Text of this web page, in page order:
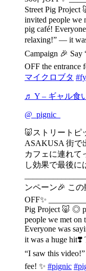
Street Pig
invited people we
pig café!
relaxing!” — it
Campaign 🎉 Say
OFF the entrance
マイクロブタ
♬ Y – ギャル食
@_pignic_
🐷ストリートピ
ASAKUSA 街で
カフェに連れて
し効果で最後
ンペーン🎉 こ
OFF✨
Pig Project 🐷 ◎
people we met on
Everyone was
it was a huge hit❣️
“I saw this
fee! ✨ #pignic